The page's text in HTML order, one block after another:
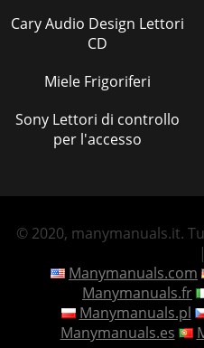
Cary Audio Design Lettori
CD
Miele Frigoriferi
Sony Lettori di controllo
per l'accesso
© 2020, manymanuals.it.
|
Manymanuals.com
Manymanuals.fr
Manymanuals.pl
Manymanuals.es